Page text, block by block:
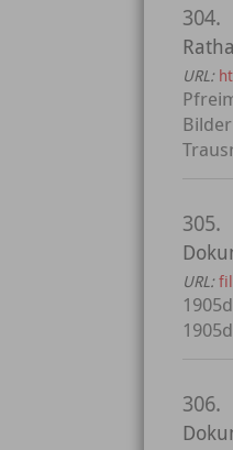
304.
URL:
305.
URL:
306.